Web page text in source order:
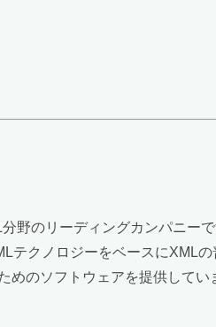
野のリーディングカンパニー
クノロジーをベースにXML
のソフトウェアを提供してい